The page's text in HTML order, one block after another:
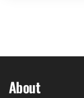
About